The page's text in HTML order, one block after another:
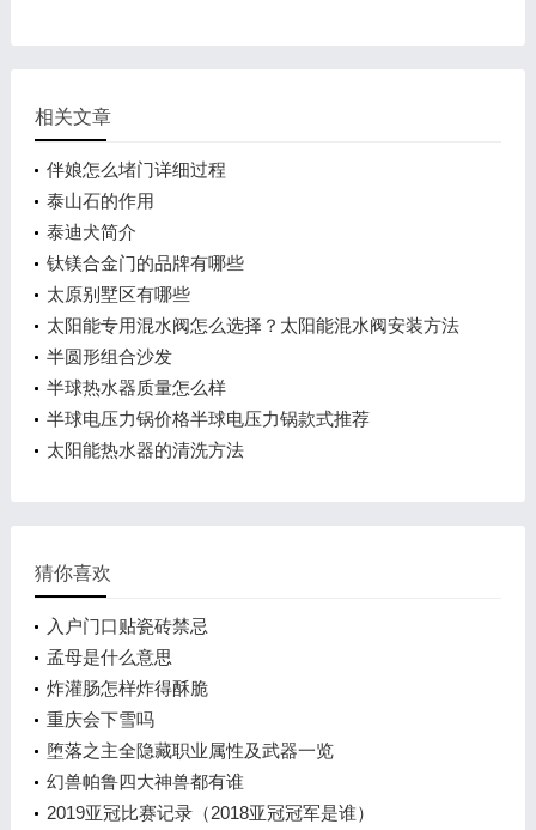
相关文章
伴娘怎么堵门详细过程
泰山石的作用
泰迪犬简介
钛镁合金门的品牌有哪些
太原别墅区有哪些
太阳能专用混水阀怎么选择？太阳能混水阀安装方法
介绍
半圆形组合沙发
半球热水器质量怎么样
半球电压力锅价格半球电压力锅款式推荐
太阳能热水器的清洗方法
猜你喜欢
入户门口贴瓷砖禁忌
孟母是什么意思
炸灌肠怎样炸得酥脆
重庆会下雪吗
堕落之主全隐藏职业属性及武器一览
幻兽帕鲁四大神兽都有谁
2019亚冠比赛记录（2018亚冠冠军是谁）